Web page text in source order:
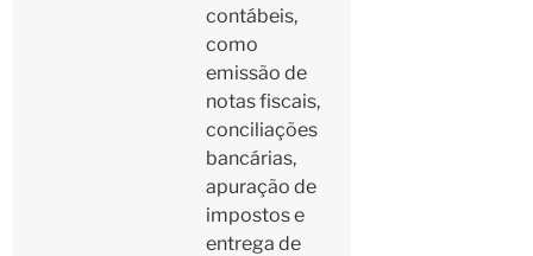
contábeis,
como
emissão de
notas fiscais,
conciliações
bancárias,
apuração de
impostos e
entrega de